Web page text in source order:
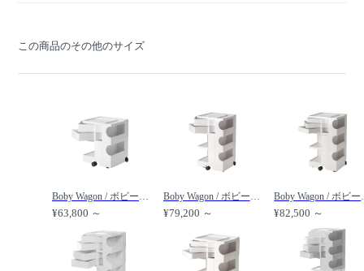
この商品のその他のサイズ
Boby Wagon / ボビーワゴン 2段2トレイ /
¥63,800 ～
Boby Wagon / ボビーワゴン 3段2トレイ /
¥79,200 ～
Boby
¥82,500 ～